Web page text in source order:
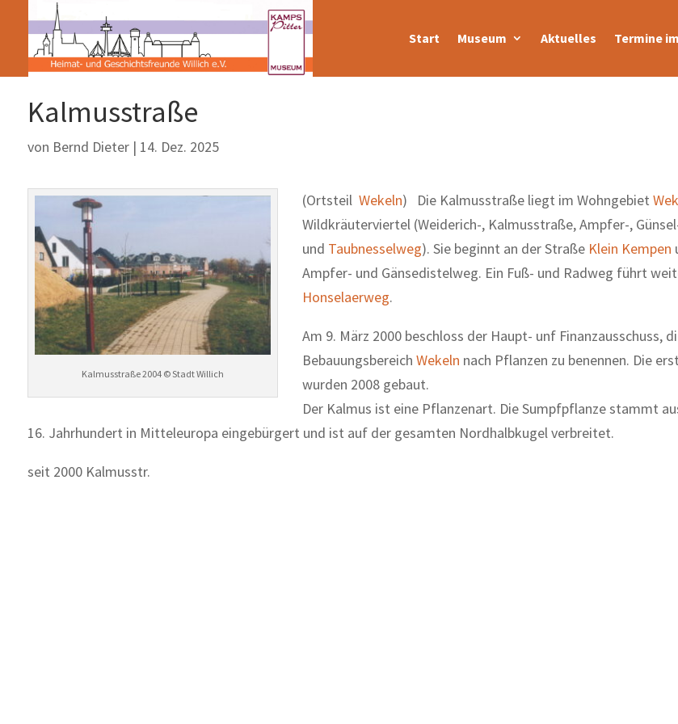
Start Museum Aktuelles Termine
Kalmusstraße
von Bernd Dieter| 14. Dez. 2025
Kalmusstraße 2004 © Stadt Willich
(Ortsteil Wekeln) Die Kalmusstraße liegt im Wohngebiet
Wildkräuterviertel (Weiderich-, Kalmusstraße, Ampfer-,
und Taubnesselweg). Sie beginnt an der Straße Klein Kempen
Ampfer- und Gänsedistelweg. Ein Fuß- und Radweg führt
Honselaerweg.
Am 9. März 2000 beschloss der Haupt- unf Finanzausschuss,
Bebauungsbereich Wekeln nach Pflanzen zu benennen. Die
wurden 2008 gebaut.
Der Kalmus ist eine Pflanzenart. Die Sumpfpflanze stammt
16. Jahrhundert in Mitteleuropa eingebürgert und ist auf der gesamten Nordhalbkugel verbreitet.
seit 2000 Kalmusstr.